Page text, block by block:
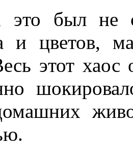
это был не
и цветов,
этот хаос